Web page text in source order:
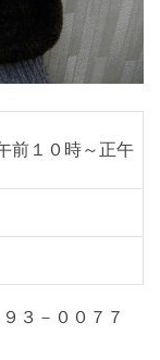
前１０時～正午
３－００７７